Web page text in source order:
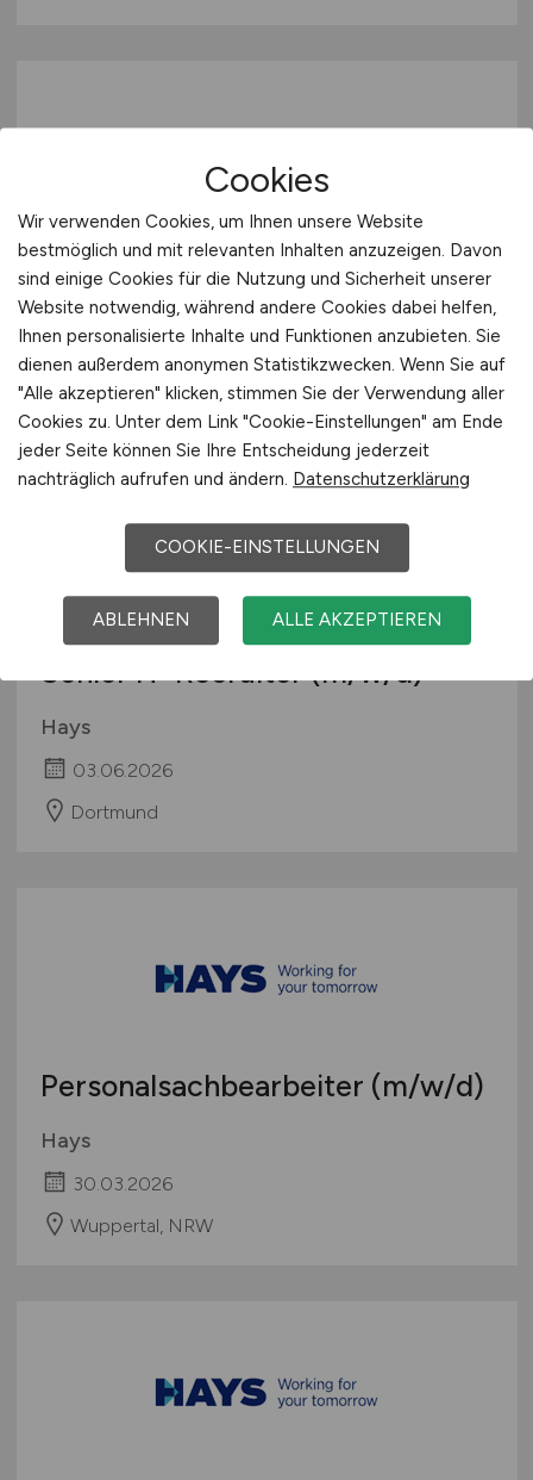
Personalreferent (m/w/d)
Hays
13.07.2026
Düsseldorf
Senior IT-Recruiter(m/w/d)
Hays
03.06.2026
Dortmund
Personalsachbearbeiter (m/w/d)
Hays
30.03.2026
Wuppertal, NRW
Cookies
Wir verwenden Cookies, um Ihnen unsere Website
bestmöglich und mit relevanten Inhalten anzuzeigen. Davon
sind einige Cookies für die Nutzung und Sicherheit unserer
Website notwendig, während andere Cookies dabei helfen,
Ihnen personalisierte Inhalte und Funktionen anzubieten. Sie
dienen außerdem anonymen Statistikzwecken. Wenn Sie auf
"Alle akzeptieren" klicken, stimmen Sie der Verwendung aller
Cookies zu. Unter dem Link "Cookie-Einstellungen" am Ende
jeder Seite können Sie Ihre Entscheidung jederzeit
nachträglich aufrufen und ändern. Datenschutzerklärung
COOKIE-EINSTELLUNGEN
ABLEHNEN ALLE AKZEPTIEREN